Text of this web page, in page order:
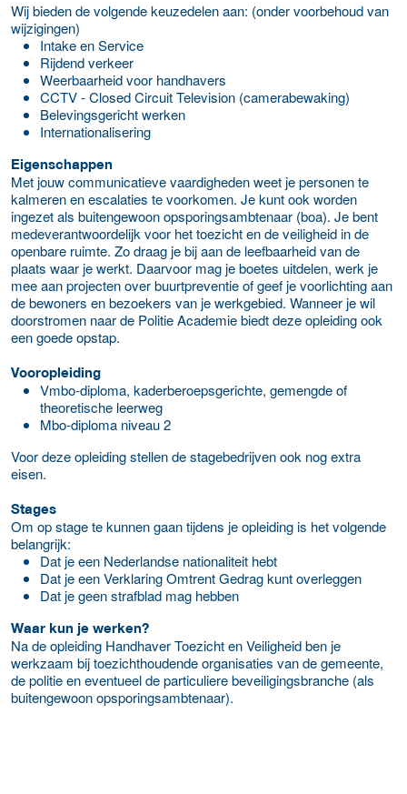
Wij bieden de volgende keuzedelen aan: (onder voorbehoud van
wijzigingen)
Intake en Service
Rijdend verkeer
Weerbaarheid voor handhavers
CCTV - Closed Circuit Television (camerabewaking)
Belevingsgericht werken
Internationalisering
Eigenschappen
Met jouw communicatieve vaardigheden weet je personen te
kalmeren en escalaties te voorkomen. Je kunt ook worden
ingezet als buitengewoon opsporingsambtenaar (boa). Je bent
medeverantwoordelijk voor het toezicht en de veiligheid in de
openbare ruimte. Zo draag je bij aan de leefbaarheid van de
plaats waar je werkt. Daarvoor mag je boetes uitdelen, werk je
mee aan projecten over buurtpreventie of geef je voorlichting aan
de bewoners en bezoekers van je werkgebied. Wanneer je wil
doorstromen naar de Politie Academie biedt deze opleiding ook
een goede opstap.
Vooropleiding
Vmbo-diploma, kaderberoepsgerichte, gemengde of
theoretische leerweg
Mbo-diploma niveau 2
Voor deze opleiding stellen de stagebedrijven ook nog extra
eisen.
Stages
Om op stage te kunnen gaan tijdens je opleiding is het volgende
belangrijk:
Dat je een Nederlandse nationaliteit hebt
Dat je een Verklaring Omtrent Gedrag kunt overleggen
Dat je geen strafblad mag hebben
Waar kun je werken?
Na de opleiding Handhaver Toezicht en Veiligheid ben je
werkzaam bij toezichthoudende organisaties van de gemeente,
de politie en eventueel de particuliere beveiligingsbranche (als
buitengewoon opsporingsambtenaar).